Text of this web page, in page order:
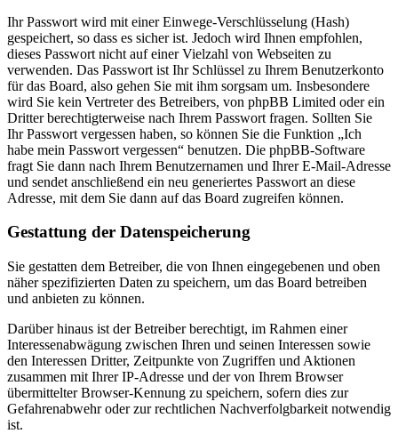
Ihr Passwort wird mit einer Einwege-Verschlüsselung (Hash)
gespeichert, so dass es sicher ist. Jedoch wird Ihnen empfohlen,
dieses Passwort nicht auf einer Vielzahl von Webseiten zu
verwenden. Das Passwort ist Ihr Schlüssel zu Ihrem Benutzerkonto
für das Board, also gehen Sie mit ihm sorgsam um. Insbesondere
wird Sie kein Vertreter des Betreibers, von phpBB Limited oder ein
Dritter berechtigterweise nach Ihrem Passwort fragen. Sollten Sie
Ihr Passwort vergessen haben, so können Sie die Funktion „Ich
habe mein Passwort vergessen“ benutzen. Die phpBB-Software
fragt Sie dann nach Ihrem Benutzernamen und Ihrer E-Mail-Adresse
und sendet anschließend ein neu generiertes Passwort an diese
Adresse, mit dem Sie dann auf das Board zugreifen können.
Gestattung der Datenspeicherung
Sie gestatten dem Betreiber, die von Ihnen eingegebenen und oben
näher spezifizierten Daten zu speichern, um das Board betreiben
und anbieten zu können.
Darüber hinaus ist der Betreiber berechtigt, im Rahmen einer
Interessenabwägung zwischen Ihren und seinen Interessen sowie
den Interessen Dritter, Zeitpunkte von Zugriffen und Aktionen
zusammen mit Ihrer IP-Adresse und der von Ihrem Browser
übermittelter Browser-Kennung zu speichern, sofern dies zur
Gefahrenabwehr oder zur rechtlichen Nachverfolgbarkeit notwendig
ist.